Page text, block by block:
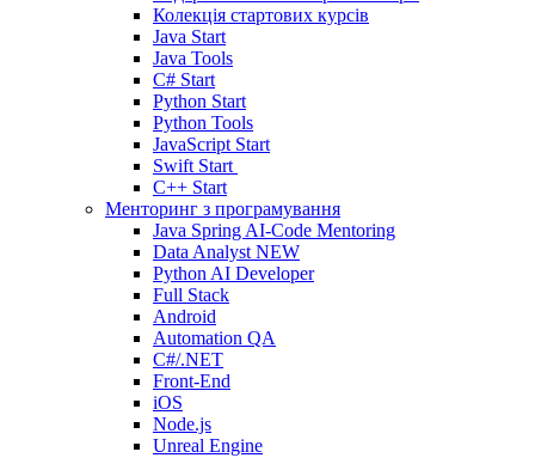
Колекція стартових курсів
Java Start
Java Tools
C# Start
Python Start
Python Tools
JavaScript Start
Swift Start
C++ Start
Менторинг з програмування
Java Spring AI-Code Mentoring
Data Analyst NEW
Python AI Developer
Full Stack
Android
Automation QA
C#/.NET
Front-End
iOS
Node.js
Unreal Engine